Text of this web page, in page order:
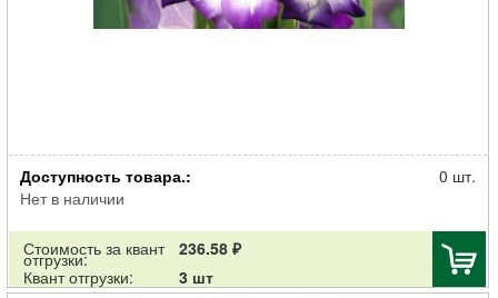
Луковица НВМ Гладиолус Кингс Линн 10/12 5шт
Доступность товара.:
Нет в наличии
0 шт.
Стоимость за квант
отгрузки:
236.58 ₽
Квант отгрузки:
3 шт